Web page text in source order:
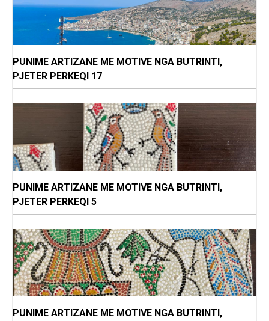
PUNIME ARTIZANE ME MOTIVE NGA BUTRINTI,
PJETER PERKEQI 17
PUNIME ARTIZANE ME MOTIVE NGA BUTRINTI,
PJETER PERKEQI 5
PUNIME ARTIZANE ME MOTIVE NGA BUTRINTI,